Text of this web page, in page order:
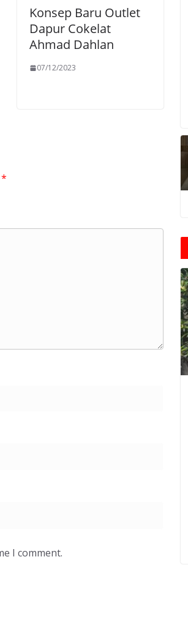
Konsep Baru Outlet
Dapur Cokelat
Ahmad Dahlan
07/12/2023
*
I comment.